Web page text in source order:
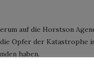
auf die Horstson
Opfer der Katastrophe
haben.